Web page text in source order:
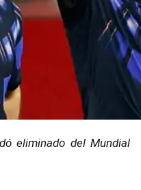
eliminado del Mundial